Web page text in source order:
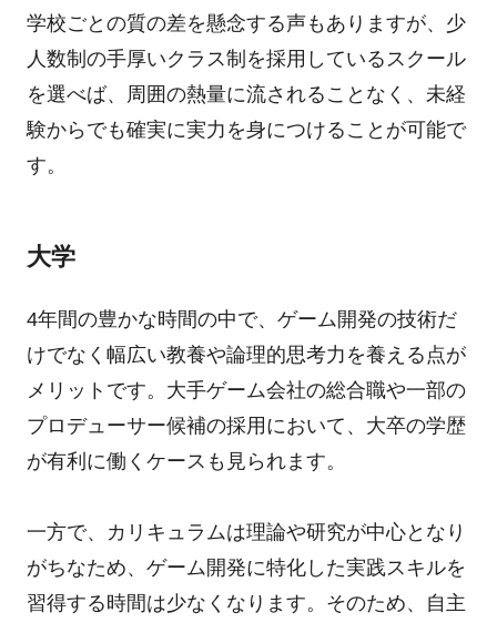
学校ごとの質の差を懸念する声もありますが、少
人数制の手厚いクラス制を採用しているスクール
を選べば、周囲の熱量に流されることなく、未経
験からでも確実に実力を身につけることが可能で
す。
大学
4年間の豊かな時間の中で、ゲーム開発の技術だ
けでなく幅広い教養や論理的思考力を養える点が
メリットです。大手ゲーム会社の総合職や一部の
プロデューサー候補の採用において、大卒の学歴
が有利に働くケースも見られます。
一方で、カリキュラムは理論や研究が中心となり
がちなため、ゲーム開発に特化した実践スキルを
習得する時間は少なくなります。そのため、自主